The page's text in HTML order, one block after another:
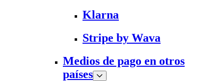
Klarna
Stripe by Wava
Medios de pago en otros
países